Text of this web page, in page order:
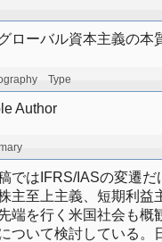
グローバル資本主義の
Type
Author
ではIFRS/IASの変遷
主至上主義、短期利益
端を行く米国社会も概
ついて検討している。